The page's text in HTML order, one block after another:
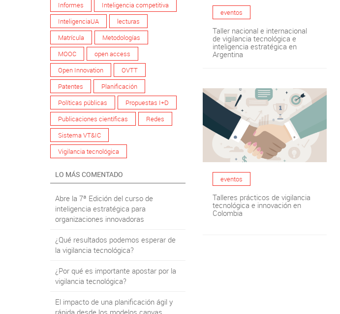
Informes
Inteligencia competitiva
InteligenciaUA
lecturas
Matrícula
Metodologías
MOOC
open access
Open Innovation
OVTT
Patentes
Planificación
Políticas públicas
Propuestas I+D
Publicaciones científicas
Redes
Sistema VT&IC
Vigilancia tecnológica
LO MÁS COMENTADO
Abre la 7ª Edición del curso de
inteligencia estratégica para
organizaciones innovadoras
¿Qué resultados podemos esperar de
la vigilancia tecnológica?
¿Por qué es importante apostar por la
vigilancia tecnológica?
El impacto de una planificación ágil y
rápida desde los modelos canvas
eventos
Taller nacional e internacional
de vigilancia tecnológica e
inteligencia estratégica en
Argentina
eventos
Talleres prácticos de vigilancia
tecnológica e innovación en
Colombia